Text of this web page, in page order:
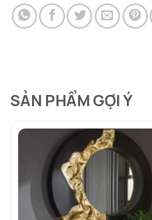
SẢN PHẨM GỢI Ý